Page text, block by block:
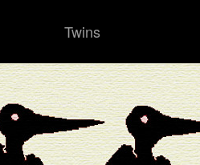
Twins